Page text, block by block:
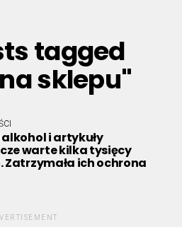
tagged
sklepu"
i artykuły
warte kilka tysięcy
Zatrzymała ich ochrona